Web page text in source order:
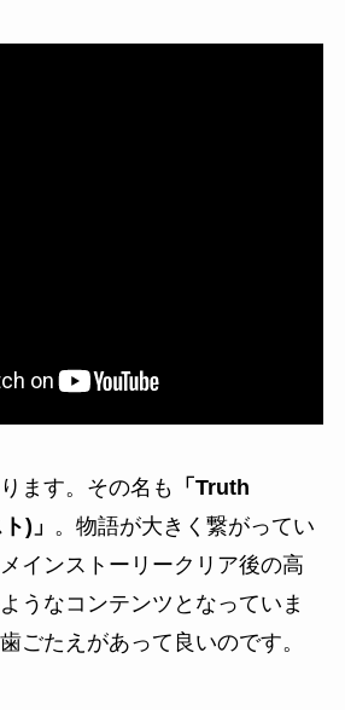
ます。その名も 「Truth
)」 。物語が大きく繋がってい
インストーリークリア後の高
うなコンテンツとなっていま
ごたえがあって良いのです。